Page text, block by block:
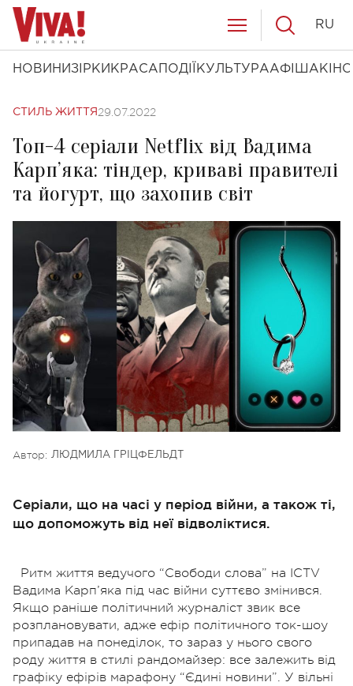
НОВИНИ ЗІРКИ КРАСА ПОДІЇ КУЛЬТУРААФІША КІНО
RU
СТИЛЬ ЖИТТЯ 29.07.2022
Топ-4 серіали Netflix від Вадима
Карп’яка: тіндер, криваві правителі
та йогурт, що захопив світ
Автор: ЛЮДМИЛА ГРІЦФЕЛЬДТ
Серіали, що на часі у період війни, а також ті,
що допоможуть від неї відволіктися.
Ритм життя ведучого “Свободи слова” на ICTV
Вадима Карп’яка під час війни суттєво змінився.
Якщо раніше політичний журналіст звик все
розплановувати, адже ефір політичного ток-шоу
припадав на понеділок, то зараз у нього свого
роду життя в стилі рандомайзер: все залежить від
графіку ефірів марафону “Єдині новини”. У вільні